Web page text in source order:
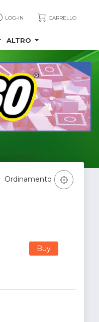
LOG-IN CARRELLO
ALTRO
Ordinamento
Buy